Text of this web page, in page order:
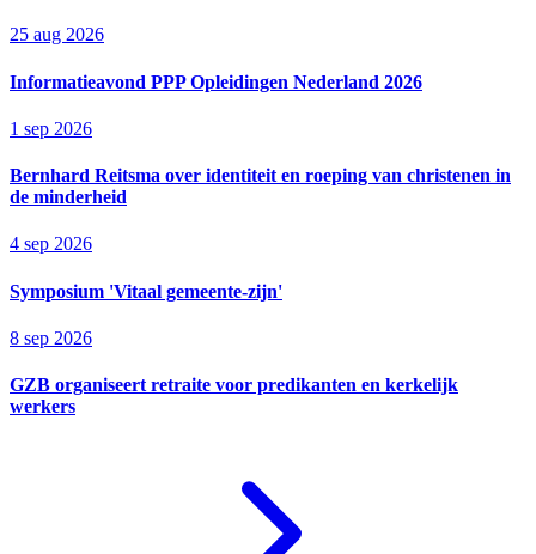
25 aug 2026
Informatieavond PPP Opleidingen Nederland 2026
1 sep 2026
Bernhard Reitsma over identiteit en roeping van christenen in
de minderheid
4 sep 2026
Symposium 'Vitaal gemeente-zijn'
8 sep 2026
GZB organiseert retraite voor predikanten en kerkelijk
werkers